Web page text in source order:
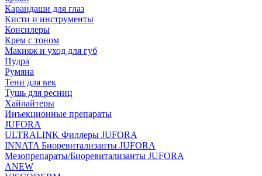
Карандаши для глаз
Кисти и инструменты
Консилеры
Крем с тоном
Макияж и уход для губ
Пудра
Румяна
Тени для век
Тушь для ресниц
Хайлайтеры
Инъекционные препараты
JUFORA
ULTRALINK Филлеры JUFORA
INNATA Биоревитализанты JUFORA
Мезопрепараты/Биоревитализанты JUFORA
ANEW